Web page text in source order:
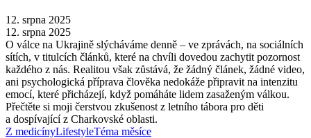
12. srpna 2025
12. srpna 2025
O válce na Ukrajině slýcháváme denně –⁠ ve zprávách, na sociálních
sítích, v titulcích článků, které na chvíli dovedou zachytit pozornost
každého z nás. Realitou však zůstává, že žádný článek, žádné video,
ani psychologická příprava člověka nedokáže připravit na intenzitu
emocí, které přicházejí, když pomáháte lidem zasaženým válkou.
Přečtěte si moji čerstvou zkušenost z letního tábora pro děti
a dospívající z Charkovské oblasti.
Z medicínyLifestyleTéma měsíce